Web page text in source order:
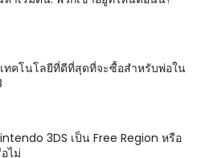
ทคโนโลยีที่ดีที่สุดที่จะซื้อสำหรับพ่อใน
3DS เป็น Free Region หรือ
ไม่